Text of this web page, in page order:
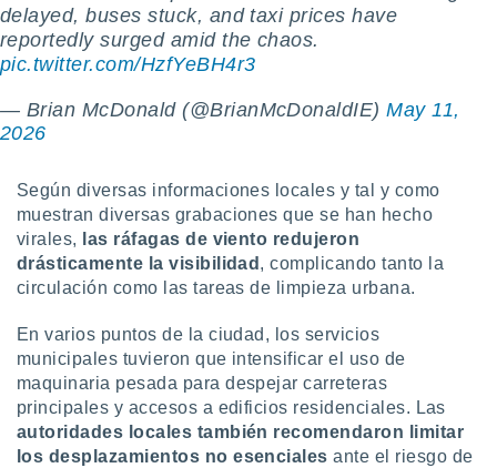
utilizar
crear un
la
contenido
medir el
la
el
del
de
o a través
de
de
uso de
delayed, buses stuck, and taxi prices have
reportedly surged amid the chaos.
pic.twitter.com/HzfYeBH4r3
— Brian McDonald (@BrianMcDonaldIE)May 11,
2026
Según diversas informaciones locales y tal y como
muestran diversas grabaciones que se han hecho
virales,
las ráfagas de viento redujeron
drásticamente la visibilidad , complicando tanto la
circulación como las tareas de limpieza urbana.
En varios puntos de la ciudad, los servicios
municipales tuvieron que intensificar el uso de
maquinaria pesada para despejar carreteras
principales y accesos a edificios residenciales. Las
autoridades locales también recomendaron limitar
los desplazamientos no esencialesante el riesgo de